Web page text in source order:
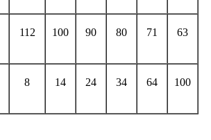
112 100 90 80 71 63
8 14 24 34 64 100